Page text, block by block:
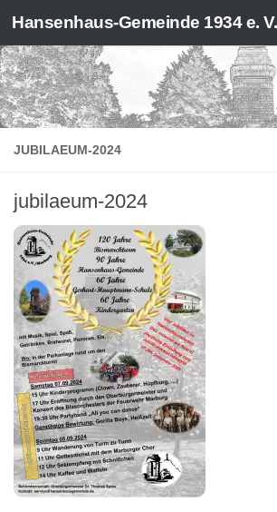
Zum Inhalt springen
Hansenhaus-Gemeinde 1934 e. V.
JUBILAEUM-2024
jubilaeum-2024